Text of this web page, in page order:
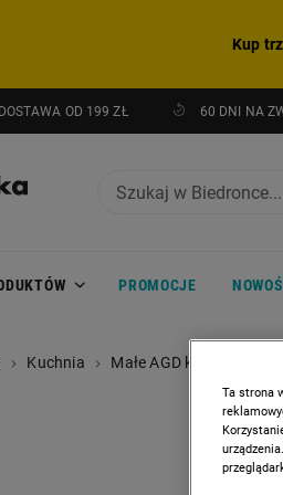
Kup
OD 199 ZŁ 60 DNI NA
PROMOCJE
Kuchnia Małe AGD kuchenne
Ta strona